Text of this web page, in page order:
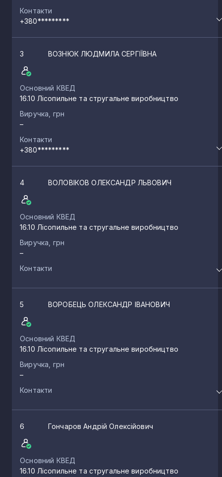
Контакти
+380*********
3 ВОЗНЮК ЛЮДМИЛА СЕРГІЇВНА
Основний КВЕД
16.10 Лісопильне та стругальне виробництво
Виручка, грн
–
Контакти
+380*********
4 ВОЛОВІКОВ ОЛЕКСАНДР ЛЬВОВИЧ
Основний КВЕД
16.10 Лісопильне та стругальне виробництво
Виручка, грн
–
Контакти
5 ВОРОБЕЦЬ ОЛЕКСАНДР ІВАНОВИЧ
Основний КВЕД
16.10 Лісопильне та стругальне виробництво
Виручка, грн
–
Контакти
6 Гончаров Андрій Олексійович
Основний КВЕД
16.10 Лісопильне та стругальне виробництво